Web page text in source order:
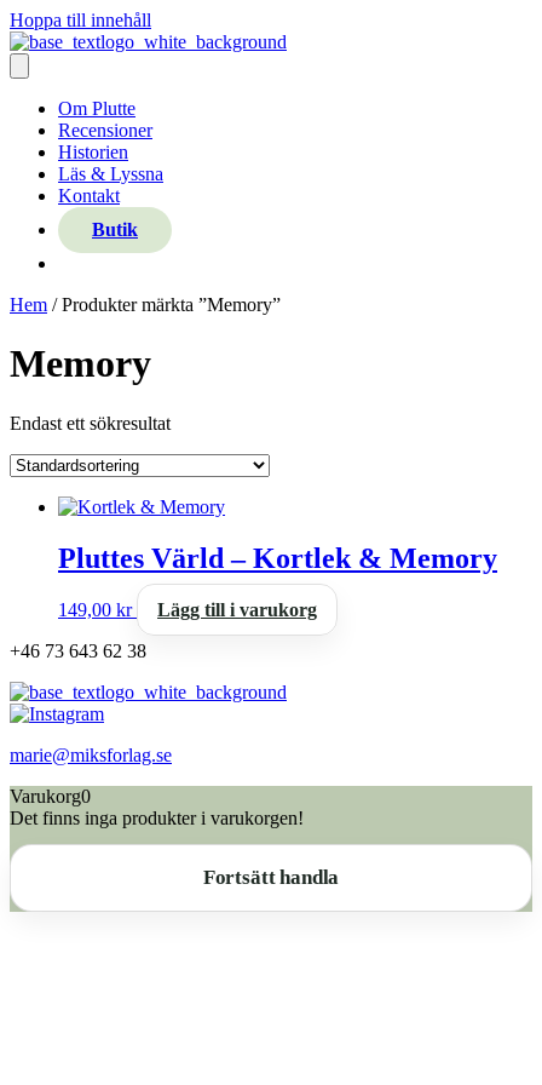
Hoppa till innehåll
Om Plutte
Recensioner
Historien
Läs & Lyssna
Kontakt
Butik
Hem / Produkter märkta ”Memory”
Memory
Endast ett sökresultat
Pluttes Värld – Kortlek & Memory
149,00 kr
Lägg till i varukorg
+46 73 643 62 38
marie@miksforlag.se
Varukorg0
Det finns inga produkter i varukorgen!
Fortsätt handla